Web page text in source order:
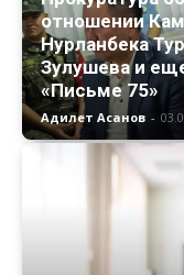
отношении
Нурланбека
Зулушева и
«Письме 75»
Адилет Асанов -